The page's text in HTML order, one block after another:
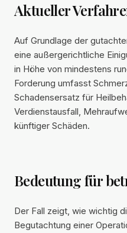
Aktueller
Auf Grundlage der
eine außergerichtliche
in Höhe von mindestens
Forderung umfasst
Schadensersatz für
Verdienstausfall,
künftiger Schäden.
Bedeutung für
Der Fall zeigt, wie wichtig
Begutachtung einer